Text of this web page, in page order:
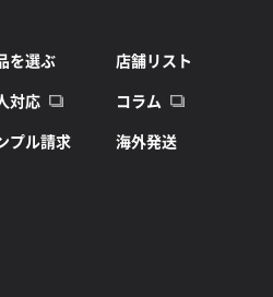
を選ぶ
対応
プル請求
店舗リスト
コラム
海外発送